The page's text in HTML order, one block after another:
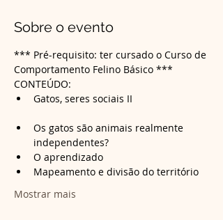
Sobre o evento
*** Pré-requisito: ter cursado o Curso de
Comportamento Felino Básico ***
CONTEÚDO:
Gatos, seres sociais II
Os gatos são animais realmente
Mostrar mais